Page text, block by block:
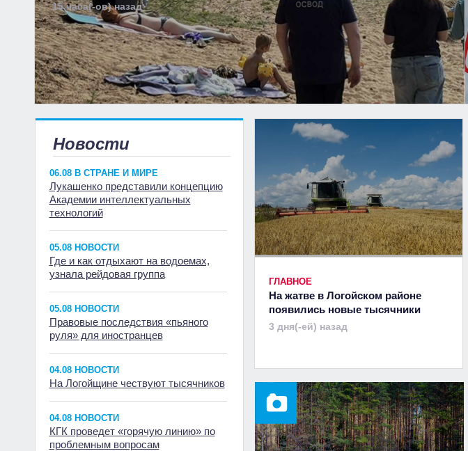
15 часа(-ов) назад
Новости
06.08 В СТРАНЕ И МИРЕ
Лукашенко представили концепцию
Академии интеллектуальных
технологий
05.08 НОВОСТИ
Где и как отдыхают на водоемах,
узнала рейдовая группа
05.08 НОВОСТИ
Правовые последствия «пьяного
руля» для иностранцев
04.08 НОВОСТИ
На Логойщине чествуют тысячников
04.08 НОВОСТИ
КГК проведет «горячую линию» по
проблемным вопросам
ГЛАВНОЕ
На жатве в Логойском районе
появились новые тысячники
3 дня(-ей) назад